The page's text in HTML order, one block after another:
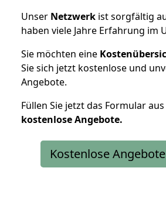
Unser Netzwerk ist sorgfältig
haben viele Jahre Erfahrung im
Sie möchten eine
Sie sich jetzt kostenlose und
Angebote.
Füllen Sie jetzt das Formular
kostenloseAngebote.
Kostenlose